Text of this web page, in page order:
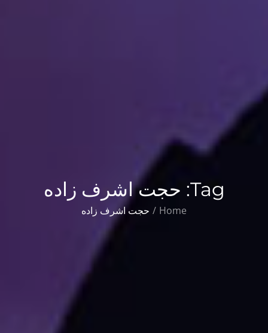
Tag: حجت اشرف زاده
Home حجت اشرف زاده